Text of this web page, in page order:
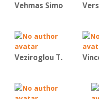
Vehmas Simo
Veziroglou T.